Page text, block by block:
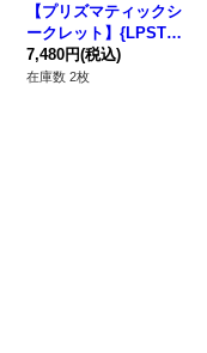
【プリズマティックシ
ークレット】{LPST-J
P047}《モンスター》
7,480円(税込)
在庫数 2枚